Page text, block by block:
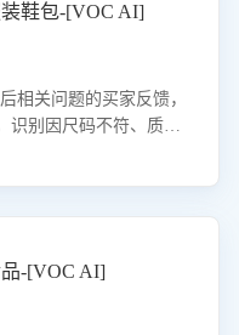
鞋包-[VOC AI]
相关问题的买家反馈，
识别因尺码不符、质量
销售额的显著提升。
-[VOC AI]